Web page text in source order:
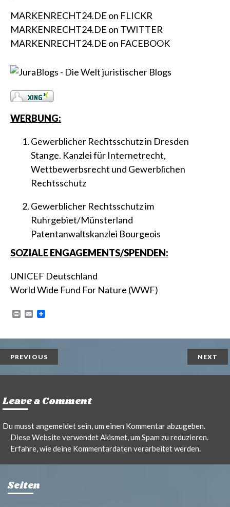
MARKENRECHT24.DE on FLICKR
MARKENRECHT24.DE on TWITTER
MARKENRECHT24.DE on FACEBOOK
WERBUNG:
Gewerblicher Rechtsschutz in Dresden
Stange. Kanzlei für Internetrecht,
Wettbewerbsrecht und Gewerblichen
Rechtsschutz
Gewerblicher Rechtsschutz im
Ruhrgebiet/Münsterland
Patentanwaltskanzlei Bourgeois
SOZIALE ENGAGEMENTS/SPENDEN:
UNICEF Deutschland
World Wide Fund For Nature (WWF)
P
n
E
i
PREVIOUS NEXT
Leave a Comment
Du musstangemeldetsein, um einen Kommentar abzugeben.
Diese Website verwendet Akismet, um Spam zu reduzieren.
Erfahre, wie deine Kommentardaten verarbeitet werden.
Seiten